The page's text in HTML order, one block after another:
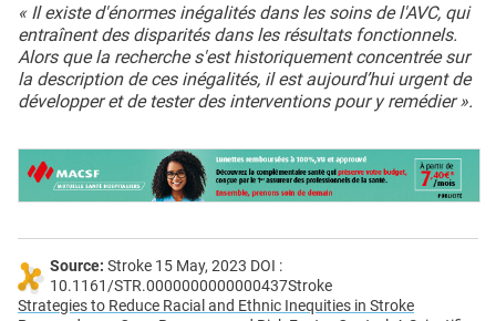
« Il existe d'énormes inégalités dans les soins de l'AVC, qui
entraînent des disparités dans les résultats fonctionnels.
Alors que la recherche s'est historiquement concentrée sur
la description de ces inégalités, il est aujourd’hui urgent de
développer et de tester des interventions pour y remédier ».
Source: Stroke 15 May, 2023 DOI :
10.1161/STR.0000000000000437Stroke
Strategies to Reduce Racial and Ethnic Inequities in Stroke